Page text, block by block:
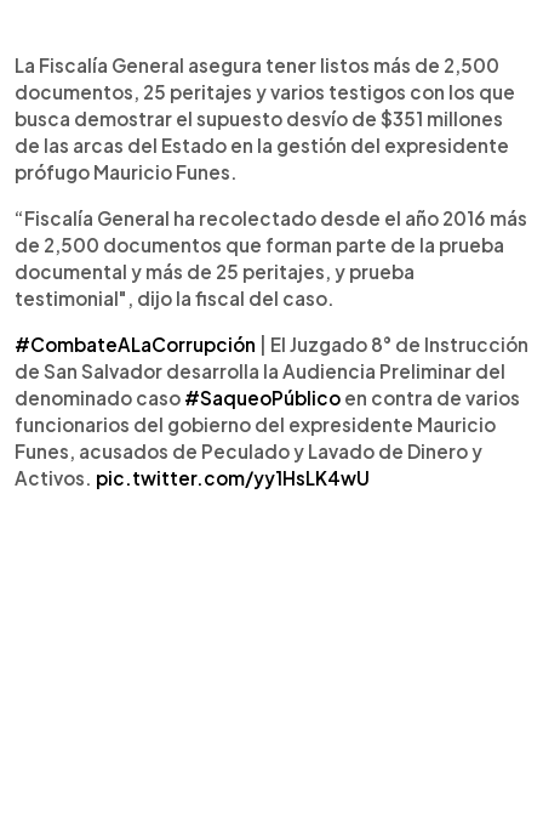
► Escuchar artículo
La Fiscalía General asegura tener listos más de 2,500
documentos, 25 peritajes y varios testigos con los que
busca demostrar el supuesto desvío de $351 millones
de las arcas del Estado en la gestión del expresidente
prófugo Mauricio Funes.
“Fiscalía General ha recolectado desde el año 2016 más
de 2,500 documentos que forman parte de la prueba
documental y más de 25 peritajes, y prueba
testimonial", dijo la fiscal del caso.
#CombateALaCorrupción | El Juzgado 8° de Instrucción
de San Salvador desarrolla la Audiencia Preliminar del
denominado caso #SaqueoPúblico en contra de varios
funcionarios del gobierno del expresidente Mauricio
Funes, acusados de Peculado y Lavado de Dinero y
Activos. pic.twitter.com/yy1HsLK4wU